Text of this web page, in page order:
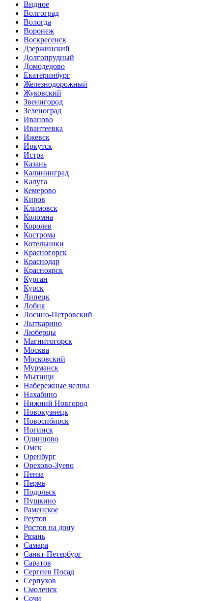
Видное
Волгоград
Вологда
Воронеж
Воскресенск
Дзержинский
Долгопрудный
Домодедово
Екатеринбург
Железнодорожный
Жуковский
Звенигород
Зеленоград
Иваново
Ивантеевка
Ижевск
Иркутск
Истра
Казань
Калининград
Калуга
Кемерово
Киров
Климовск
Коломна
Королев
Кострома
Котельники
Красногорск
Краснодар
Красноярск
Курган
Курск
Липецк
Лобня
Лосино-Петровский
Лыткарино
Люберцы
Магнитогорск
Москва
Московский
Мурманск
Мытищи
Набережные челны
Нахабино
Нижний Новгород
Новокузнецк
Новосибирск
Ногинск
Одинцово
Омск
Оренбург
Орехово-Зуево
Пенза
Пермь
Подольск
Пушкино
Раменское
Реутов
Ростов на дону
Рязань
Самара
Санкт-Петербург
Саратов
Сергиев Посад
Серпухов
Смоленск
Сочи